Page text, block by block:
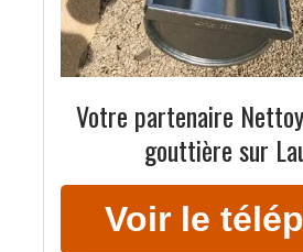
Votre partenaire
gouttière sur